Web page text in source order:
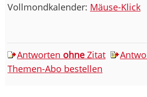
Vollmondkalender: Mäuse-Klick
Antworten ohne Zitat
Themen-Abo bestellen